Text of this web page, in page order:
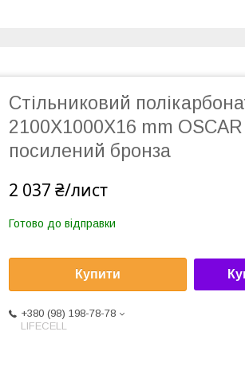
Стільниковий
2100Х1000Х16 mm
посилений бронза
2 037 ₴/лист
Готово до відправки
Купити
+380 (98) 198-78-78
LIFECELL